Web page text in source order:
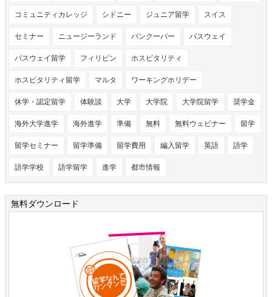
コミュニティカレッジ シドニー ジュニア留学 スイス
セミナー ニュージーランド バンクーバー パスウェイ
パスウェイ留学 フィリピン ホスピタリティ
ホスピタリティ留学 マルタ ワーキングホリデー
休学・認定留学 体験談 大学 大学院 大学院留学 奨学金
海外大学進学 海外進学 準備 無料 無料ウェビナー 留学
留学セミナー 留学準備 留学費用 編入留学 英語 語学
語学学校 語学留学 進学 都市情報
無料ダウンロード